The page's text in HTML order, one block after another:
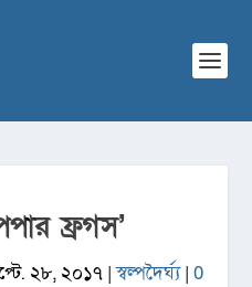
ফ্রগস’
২৮, ২০১৭ |স্বল্পদৈর্ঘ্য| 0